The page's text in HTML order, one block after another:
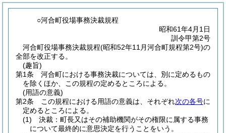
○河合町役場事務決裁規程
昭和61年4月1日
訓令甲第2号
河合町役場事務決裁規程(昭和52年11月河合町規程第2号)の
全部を改正する。
(趣旨)
第1条
河合町における事務決裁については、別に定めるもの
を除くほか、この規程の定めるところによる。
(用語の意義)
第2条
この規程における用語の意義は、それぞれ次の各号に
定めるところによる。
(1)
決裁：町長又はその補助機関がその権限に属する事務
について最終的に意思決定を行うことをいう。